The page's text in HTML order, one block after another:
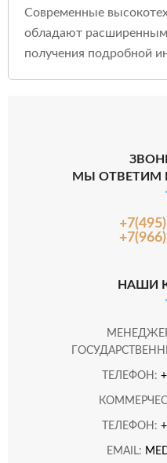
Современные
обладают
получения подробной
МЫ ОТВЕТИМ
НАШИ
ТЕЛЕФОН:
ТЕЛЕФОН:
EMAIL: